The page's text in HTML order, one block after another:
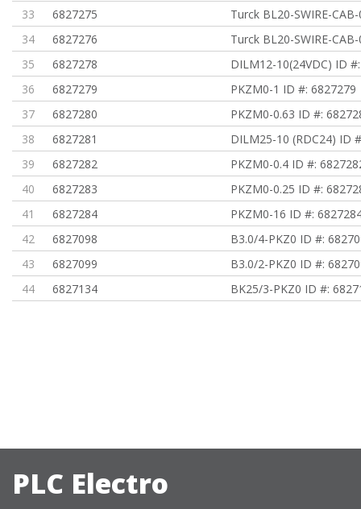
33
6827275
Turck BL20-SWIRE-
34
6827276
Turck BL20-SWIRE-
35
6827278
DILM12-10(24VDC) ID
36
6827279
PKZM0-1 ID #: 6827279
37
6827280
PKZM0-0.63 ID #:
38
6827281
DILM25-10 (RDC24) ID
39
6827282
PKZM0-0.4 ID #:
40
6827283
PKZM0-0.25 ID #:
41
6827284
PKZM0-16 ID #:
42
6827098
B3.0/4-PKZ0 ID #:
43
6827099
B3.0/2-PKZ0 ID #:
44
6827134 BK25/3-PKZ0 ID #:
PLC Electro